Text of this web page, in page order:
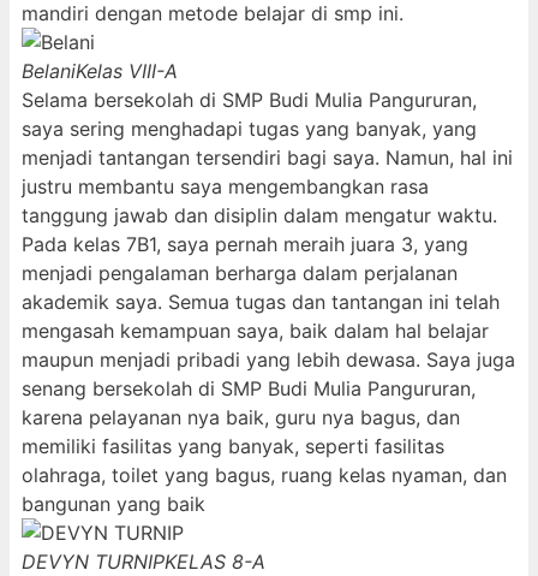
mandiri dengan metode belajar di smp ini.
BelaniKelas VIII-A
Selama bersekolah di SMP Budi Mulia Pangururan,
saya sering menghadapi tugas yang banyak, yang
menjadi tantangan tersendiri bagi saya. Namun, hal ini
justru membantu saya mengembangkan rasa
tanggung jawab dan disiplin dalam mengatur waktu.
Pada kelas 7B1, saya pernah meraih juara 3, yang
menjadi pengalaman berharga dalam perjalanan
akademik saya. Semua tugas dan tantangan ini telah
mengasah kemampuan saya, baik dalam hal belajar
maupun menjadi pribadi yang lebih dewasa. Saya juga
senang bersekolah di SMP Budi Mulia Pangururan,
karena pelayanan nya baik, guru nya bagus, dan
memiliki fasilitas yang banyak, seperti fasilitas
olahraga, toilet yang bagus, ruang kelas nyaman, dan
bangunan yang baik
DEVYN TURNIPKELAS 8-A